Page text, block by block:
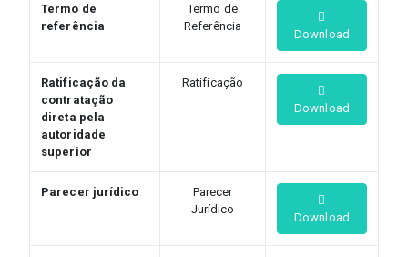
Termo de
referência
Termo de
Referência
Download
Ratificação da
contratação
direta pela
autoridade
superior
Ratificação
Download
Parecer jurídico
Parecer
Jurídico
Download